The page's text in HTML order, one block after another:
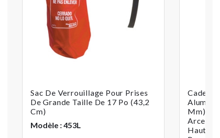
Sac De Verrouillage Pour Prises
De Grande Taille De 17 Po (43,2
Cm)
Modèle : 453L
Mm) De
Arceau